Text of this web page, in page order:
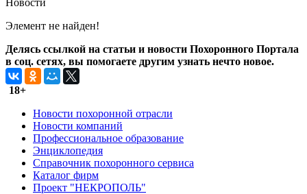
Новости
Элемент не найден!
Делясь ссылкой на статьи и новости Похоронного Портала
в соц. сетях, вы помогаете другим узнать нечто новое.
18+
Новости похоронной отрасли
Новости компаний
Профессиональное образование
Энциклопедия
Справочник похоронного сервиса
Каталог фирм
Проект "НЕКРОПОЛЬ"